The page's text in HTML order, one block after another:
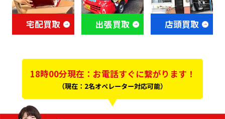
宅配買取 出張買取 店頭買取
18時00分現在：お電話すぐに繋がります！
（現在：2名オペレーター対応可能）